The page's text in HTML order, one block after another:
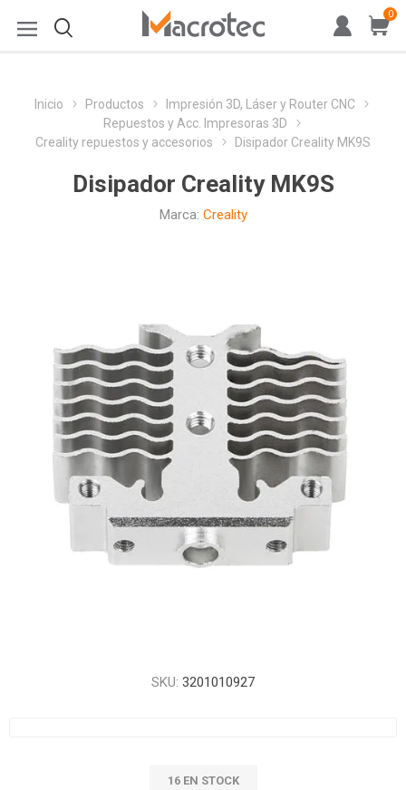
0
Inicio Productos
Impresión 3D, Láser y Router CNC
Repuestos y Acc. Impresoras 3D
Creality repuestos y accesorios
Disipador Creality MK9S
Disipador Creality MK9S
Marca: Creality
SKU: 3201010927
16 EN STOCK